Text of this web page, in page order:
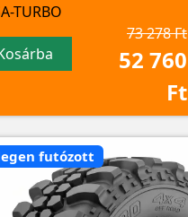
TURBO
73 278 Ft
52 760
Ft
futózott